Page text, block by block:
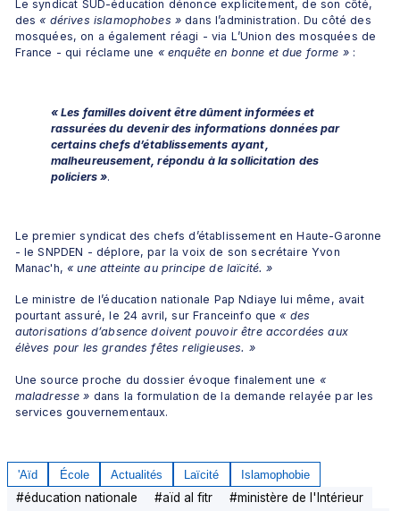
Le syndicat SUD-éducation dénonce explicitement, de son côté,
des « dérives islamophobes » dans l’administration. Du côté des
mosquées, on a également réagi - via L’Union des mosquées de
France - qui réclame une « enquête en bonne et due forme » :
« Les familles doivent être dûment informées et
rassurées du devenir des informations données par
certains chefs d’établissements ayant,
malheureusement, répondu à la sollicitation des
policiers ».
Le premier syndicat des chefs d’établissement en Haute-Garonne
- le SNPDEN - déplore, par la voix de son secrétaire Yvon
Manac'h, « une atteinte au principe de laïcité. »
Le ministre de l’éducation nationale Pap Ndiaye lui même, avait
pourtant assuré, le 24 avril, sur Franceinfo que « des
autorisations d’absence doivent pouvoir être accordées aux
élèves pour les grandes fêtes religieuses. »
Une source proche du dossier évoque finalement une «
maladresse » dans la formulation de la demande relayée par les
services gouvernementaux.
'Aïd École Actualités Laïcité Islamophobie
#éducation nationale #aïd al fitr #ministère de l'Intérieur